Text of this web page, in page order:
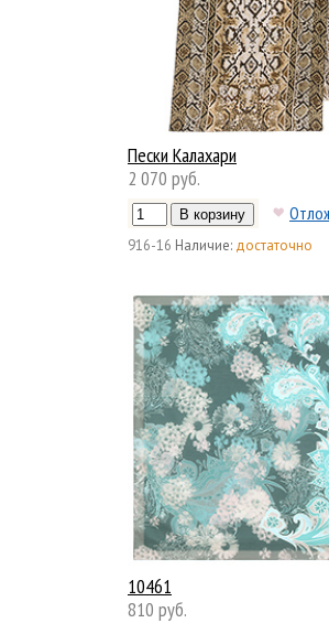
Пески Калахари
2 070 руб.
916-16 Наличие: достаточно
10461
810 руб.